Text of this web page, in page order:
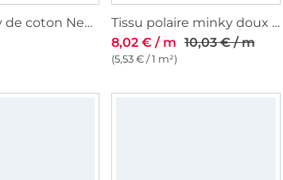
Tissu jersey de coton Neon Daisy, bleu-gris chiné
Tissu polaire minky doux à pois, blanc cassé
8,02 € / m 10,03 € / m
(5,53 € / 1 m²)